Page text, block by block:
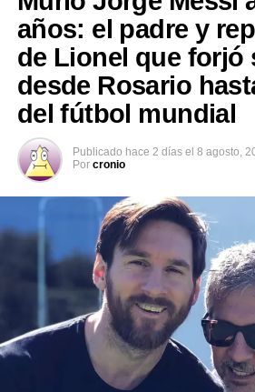
años: el padre y
de Lionel que forjó
desde Rosario
del fútbol mundial
Publicado hace 2 días el 8 agosto,
Por cronio